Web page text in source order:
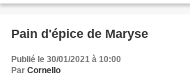
Pain d'épice de Maryse
Publié le 30/01/2021 à 10:00
Par Cornello